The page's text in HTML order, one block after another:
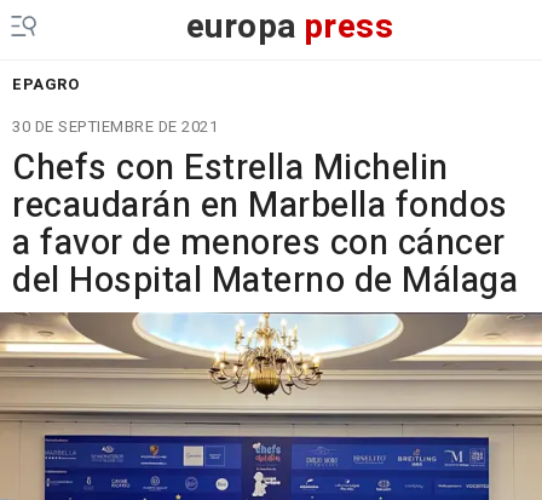
europa press
EPAGRO
30 DE SEPTIEMBRE DE 2021
Chefs con Estrella Michelin
recaudarán en Marbella fondos
a favor de menores con cáncer
del Hospital Materno de Málaga